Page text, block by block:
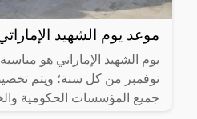
موعد يوم الشهيد الإماراتي
نوفمبر من كل سنة؛ ويتم
جميع المؤسسات الحكومية